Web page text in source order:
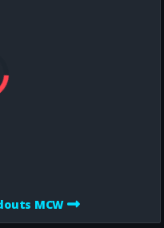
MCW